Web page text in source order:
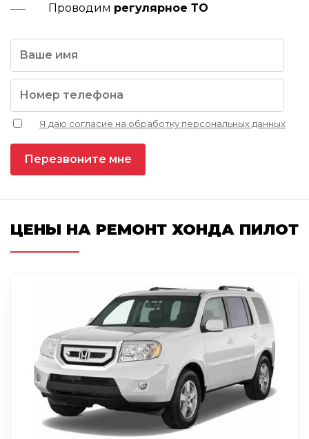
Проводим регулярное ТО
Я даю согласие на обработку персональных данных
ЦЕНЫ НА РЕМОНТ ХОНДА ПИЛОТ